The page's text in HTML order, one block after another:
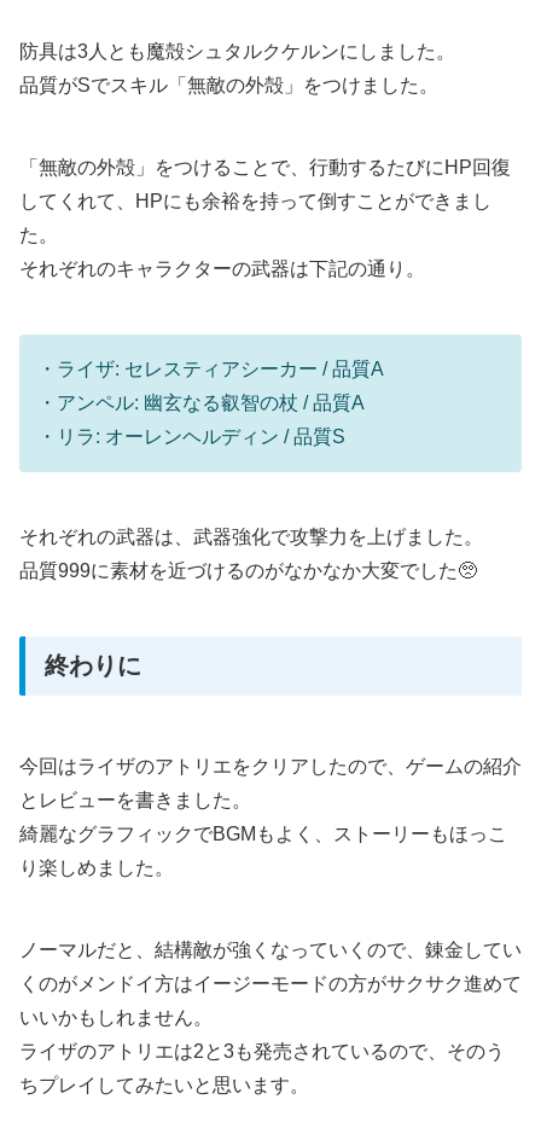
防具は3人とも魔殻シュタルクケルンにしました。
品質がSでスキル「無敵の外殻」をつけました。
「無敵の外殻」をつけることで、行動するたびにHP回復
してくれて、HPにも余裕を持って倒すことができまし
た。
それぞれのキャラクターの武器は下記の通り。
・ライザ: セレスティアシーカー / 品質A
・アンペル: 幽玄なる叡智の杖 / 品質A
・リラ: オーレンヘルディン / 品質S
それぞれの武器は、武器強化で攻撃力を上げました。
品質999に素材を近づけるのがなかなか大変でした🥺
終わりに
今回はライザのアトリエをクリアしたので、ゲームの紹介
とレビューを書きました。
綺麗なグラフィックでBGMもよく、ストーリーもほっこ
り楽しめました。
ノーマルだと、結構敵が強くなっていくので、錬金してい
くのがメンドイ方はイージーモードの方がサクサク進めて
いいかもしれません。
ライザのアトリエは2と3も発売されているので、そのう
ちプレイしてみたいと思います。